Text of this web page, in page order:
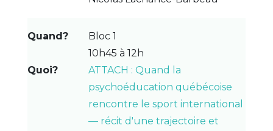
Bloc 1
10h45 à 12h
ATTACH : Quand la
psychoéducation québécoise
rencontre le sport international
— récit d'une trajectoire et